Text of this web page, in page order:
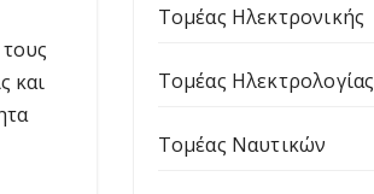
και
Τομέας Ηλεκτρονικής
Τομέας Ηλεκτρολογίας
Τομέας Ναυτικών